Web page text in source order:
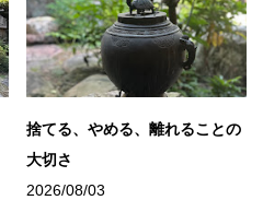
捨てる、やめる、離れることの
大切さ
2026/08/03